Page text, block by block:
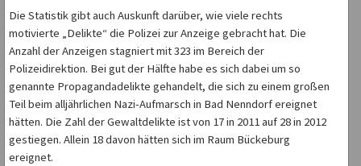
Die Statistik gibt auch Auskunft darüber, wie viele rechts
motivierte „Delikte“ die Polizei zur Anzeige gebracht hat. Die
Anzahl der Anzeigen stagniert mit 323 im Bereich der
Polizeidirektion. Bei gut der Hälfte habe es sich dabei um so
genannte Propagandadelikte gehandelt, die sich zu einem großen
Teil beim alljährlichen Nazi-Aufmarsch in Bad Nenndorf ereignet
hätten. Die Zahl der Gewaltdelikte ist von 17 in 2011 auf 28 in 2012
gestiegen. Allein 18 davon hätten sich im Raum Bückeburg
ereignet.